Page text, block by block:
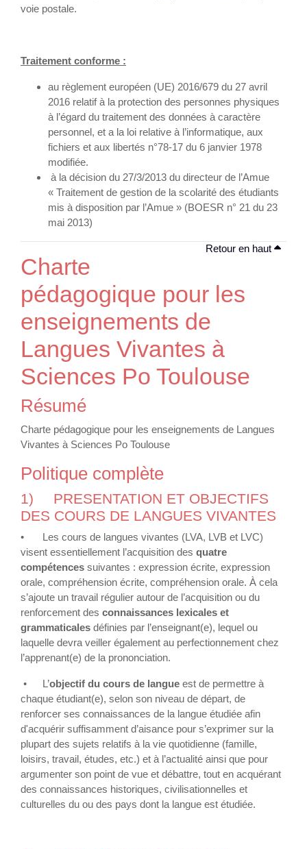
voie postale.
Traitement conforme :
au règlement européen (UE) 2016/679 du 27 avril
2016 relatif à la protection des personnes physiques
à l’égard du traitement des données à caractère
personnel, et a la loi relative à l’informatique, aux
fichiers et aux libertés n°78-17 du 6 janvier 1978
modifiée.
à la décision du 27/3/2013 du directeur de l’Amue
« Traitement de gestion de la scolarité des étudiants
mis à disposition par l’Amue » (BOESR n° 21 du 23
mai 2013)
Retour en haut
Charte
pédagogique pour les
enseignements de
Langues Vivantes à
Sciences Po Toulouse
Résumé
Charte pédagogique pour les enseignements de Langues
Vivantes à Sciences Po Toulouse
Politique complète
1)
PRESENTATION ET OBJECTIFS
DES COURS DE LANGUES VIVANTES
•
Les cours de langues vivantes (LVA, LVB et LVC)
visent essentiellement l’acquisition des quatre
compétences suivantes : expression écrite, expression
orale, compréhension écrite, compréhension orale. À cela
s’ajoute un travail régulier autour de l’acquisition ou du
renforcement des connaissances lexicales et
grammaticales définies par l’enseignant(e), lequel ou
laquelle devra veiller également au perfectionnement chez
l’apprenant(e) de la prononciation.
• L’objectif du cours de langue est de permettre à
chaque étudiant(e), selon son niveau de départ, de
renforcer ses connaissances de la langue étudiée afin
d'acquérir suffisamment d’aisance pour s’exprimer sur la
plupart des sujets relatifs à la vie quotidienne (famille,
loisirs, travail, études, etc.) et à l’actualité ainsi que pour
argumenter son point de vue et débattre, tout en acquérant
des connaissances historiques, civilisationnelles et
culturelles du ou des pays dont la langue est étudiée.